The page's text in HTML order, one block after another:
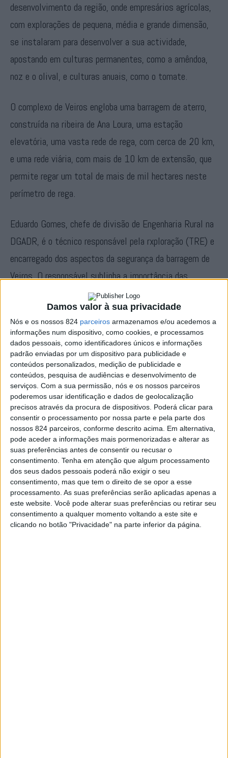
Damos valor à sua privacidade
Nós e os nossos 824 parceiros armazenamos e/ou acedemos a
informações num dispositivo, como cookies, e processamos
dados pessoais, como identificadores únicos e informações
padrão enviadas por um dispositivo para publicidade e
conteúdos personalizados, medição de publicidade e
conteúdos, pesquisa de audiências e desenvolvimento de
serviços. Com a sua permissão, nós e os nossos parceiros
poderemos usar identificação e dados de geolocalização
precisos através da procura de dispositivos. Poderá clicar para
consentir o processamento por nossa parte e pela parte dos
nossos 824 parceiros, conforme descrito acima. Em alternativa,
pode aceder a informações mais pormenorizadas e alterar as
suas preferências antes de consentir ou recusar o
consentimento. Tenha em atenção que algum processamento
dos seus dados pessoais poderá não exigir o seu
consentimento, mas que tem o direito de se opor a esse
processamento. As suas preferências serão aplicadas apenas a
este website. Você pode alterar suas preferências ou retirar seu
consentimento a qualquer momento voltando a este site e
clicando no botão "Privacidade" na parte inferior da página.
desenvolvimento da região, onde empresários agrícolas,
com explorações de pequena, média e grande dimensão,
se instalaram para desenvolver a sua actividade,
apostando em culturas permanentes, como a amêndoa,
noz e o olival, e culturas anuais, como o tomate.
O complexo de Veiros engloba uma barragem de aterro,
construída na ribeira de Ana Loura, uma estação
elevatória, uma vasta rede de rega, com cerca de 20 km,
e uma rede viária, com mais de 10 km de extensão, que
permite regar um total de mais de mil hectares neste
perímetro de rega.
Eduardo Gomes, chefe de divisão de Engenharia Rural na
DGADR, é o técnico responsável pela rxploração (TRE) e
encarregado dos aspectos da segurança da barragem de
Veiros. O responsável sublinha a importância das
barragens no território nacional, enquadrando estas
infraestruturas num cenário de alterações climáticas,
reconhecendo que há um problema com a falta de água.
«Temos de poupar e reciclar. Mas porque não armazenar
também? Em termos energéticos, o problema das
renováveis é não se conseguir armazenar a energia
produzida, tem de ser logo consumida. A eólica não se
consegue armazenar, porque não há baterias eficientes, e
a solar também não. A única energia renovável que é
armazenável é a energia hídrica das barragens», defende.
Uma obra que moldou a região do Alentejo Central
Tiago Carrilho, director técnico da ABPRV, destaca que o
Aproveitamento Hidroagrícola (AH) de Veiros, desde que